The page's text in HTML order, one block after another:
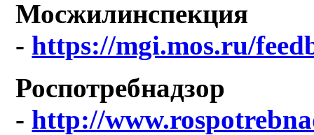
Мосжилинспекция
- https://mgi.mos.ru/
Роспотребнадзор
- http://